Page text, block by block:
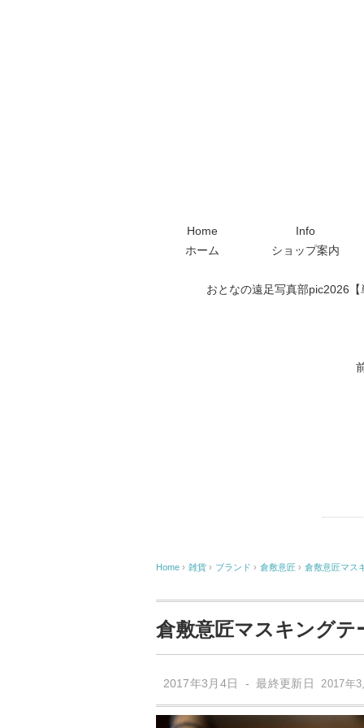
Home
ホーム
Info
ショップ案内
おとなの遠足写真部pic2026
Home › 雑貨 › ブランド › 倉敷意匠 › 倉敷意匠マス
倉敷意匠マスキングテ
2017年3月4日 - 最終更新日 2017年